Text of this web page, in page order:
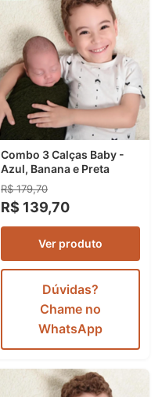
Combo 3 Calças Baby -
Azul, Banana e Preta
R$ 179,70
R$ 139,70
Ver produto
Dúvidas?
Chame no
WhatsApp